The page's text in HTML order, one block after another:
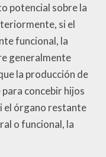
potencial sobre la
si el
funcional, la
generalmente
la producción de
concebir hijos
el órgano restante
o funcional, la